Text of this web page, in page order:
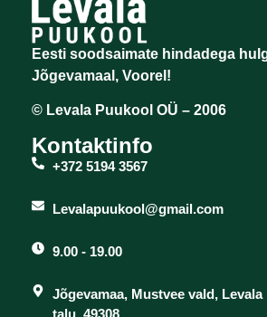
Eesti soodsaimate hindadega
Jõgevamaal, Voorel!
© Levala Puukool OÜ – 2006
Kontaktinfo
+372 5194 3567
Levalapuukool@gmail.com
9.00 - 19.00
Jõgevamaa, Mustvee vald, Levala
talu, 49308